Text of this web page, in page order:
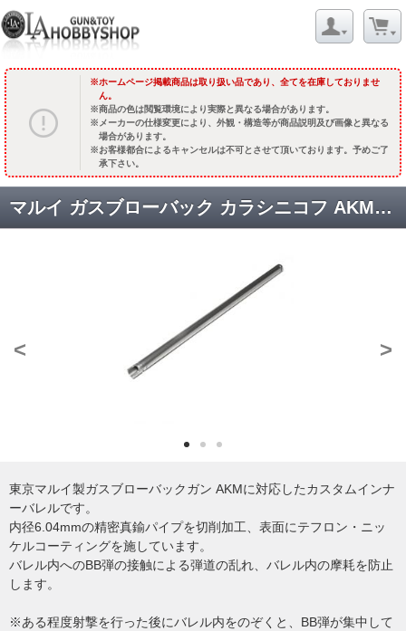
ホームページ掲載商品は取り扱い品であり、全てを在庫しておりませ
ん。
商品の色は閲覧環境により実際と異なる場合があります。
メーカーの仕様変更により、外観・構造等が商品説明及び画像と異なる
場合があります。
お客様都合によるキャンセルは不可とさせて頂いております。予めご了
承下さい。
マルイ ガスブローバック カラシニコフ AKM対応 TNバレル 【TM0AKMGBB】 [取寄]
< >
東京マルイ製ガスブローバックガン AKMに対応したカスタムインナ
ーバレルです。
内径6.04mmの精密真鍮パイプを切削加工、表面にテフロン・ニッ
ケルコーティングを施しています。
バレル内へのBB弾の接触による弾道の乱れ、バレル内の摩耗を防止
します。
※ある程度射撃を行った後にバレル内をのぞくと、BB弾が集中して